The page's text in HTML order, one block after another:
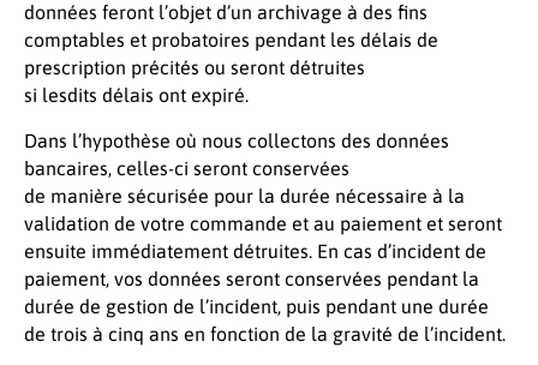
données feront l’objet d’un archivage à des fins
comptables et probatoires pendant les délais de
prescription précités ou seront détruites
si lesdits délais ont expiré.
Dans l’hypothèse où nous collectons des données
bancaires, celles-ci seront conservées
de manière sécurisée pour la durée nécessaire à la
validation de votre commande et au paiement et seront
ensuite immédiatement détruites. En cas d’incident de
paiement, vos données seront conservées pendant la
durée de gestion de l’incident, puis pendant une durée
de trois à cinq ans en fonction de la gravité de l’incident.